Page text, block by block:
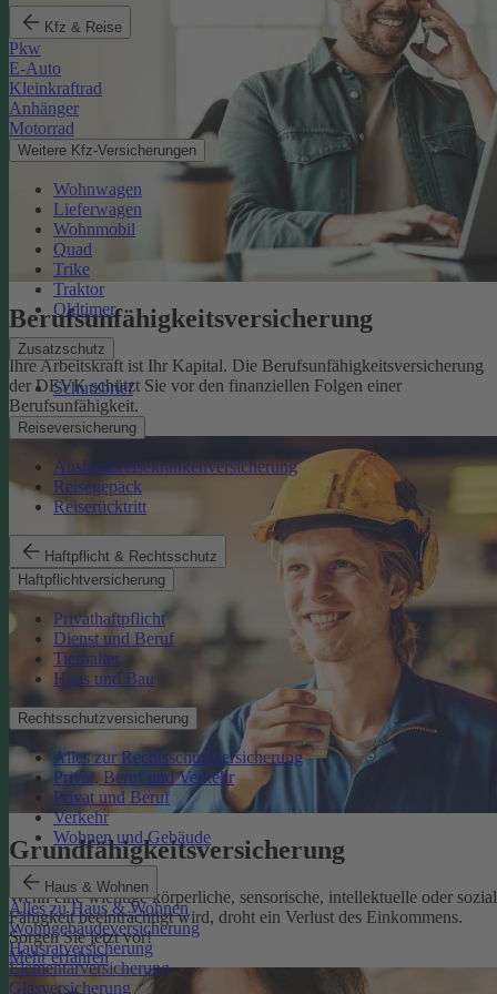
Kfz & Reise
Pkw
E-Auto
Kleinkraftrad
Anhänger
Motorrad
Weitere Kfz-Versicherungen
Wohnwagen
Lieferwagen
Wohnmobil
Quad
Trike
Traktor
Oldtimer
Zusatzschutz
Schutzbrief
Reiseversicherung
Auslandsreisekrankenversicherung
Reisegepäck
Reiserücktritt
Haftpflicht & Rechtsschutz
Haftpflichtversicherung
Privathaftpflicht
Dienst und Beruf
Tierhalter
Haus und Bau
Rechtsschutzversicherung
Alles zur Rechtsschutzversicherung
Privat, Beruf und Verkehr
Privat und Beruf
Verkehr
Wohnen und Gebäude
Haus & Wohnen
Alles zu Haus & Wohnen
Wohngebäudeversicherung
Hausratversicherung
Elementarversicherung
Glasversicherung
Berufsunfähigkeits­versicherung
Ihre Arbeitskraft ist Ihr Kapital. Die Berufsunfähigkeitsversicherung
der DEVK schützt Sie vor den finanziellen Folgen einer
Berufsunfähigkeit.
Mehr erfahren
Grundfähigkeits­versicherung
Wenn eine wichtige körperliche, sensorische, intellektuelle oder
Fähigkeit beeinträchtigt wird, droht ein Verlust des Einkommens.
Sorgen Sie jetzt vor!
Mehr erfahren